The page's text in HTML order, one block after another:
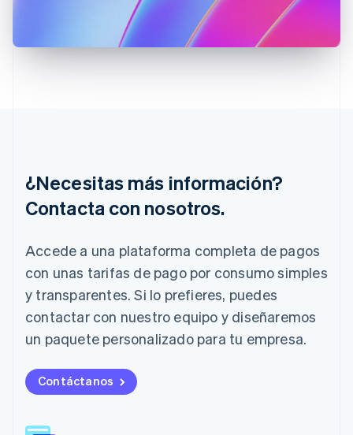
¿Necesitas más información?
Contacta con nosotros.
Accede a una plataforma completa de pagos
con unas tarifas de pago por consumo simples
y transparentes. Si lo prefieres, puedes
contactar con nuestro equipo y diseñaremos
un paquete personalizado para tu empresa.
Contáctanos
Grecia
Italia
Italiano English
Japón
English
Liechtenstein
English
Lituania
English
Luxemburgo
Français Deutsch
Malasia
English简体中文
Malta
México